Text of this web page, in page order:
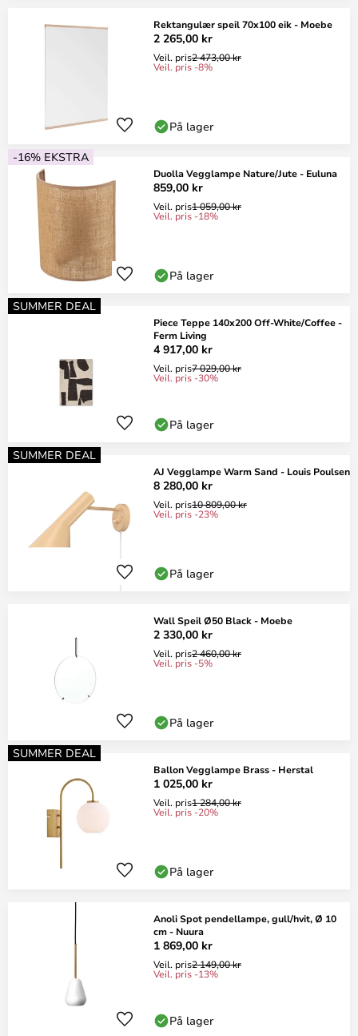
Rektangulær speil 70x100 eik - Moebe
2 265,00 kr
Veil. pris2 473,00 kr
Veil. pris -8%
På lager
-16% EKSTRA
Duolla Vegglampe Nature/Jute - Euluna
859,00 kr
Veil. pris1 059,00 kr
Veil. pris -18%
På lager
SUMMER DEAL
Piece Teppe 140x200 Off-White/Coffee -
Ferm Living
4 917,00 kr
Veil. pris7 029,00 kr
Veil. pris -30%
På lager
SUMMER DEAL
AJ Vegglampe Warm Sand - Louis Poulsen
8 280,00 kr
Veil. pris10 809,00 kr
Veil. pris -23%
På lager
Wall Speil Ø50 Black - Moebe
2 330,00 kr
Veil. pris2 460,00 kr
Veil. pris -5%
På lager
SUMMER DEAL
Ballon Vegglampe Brass - Herstal
1 025,00 kr
Veil. pris1 284,00 kr
Veil. pris -20%
På lager
Anoli Spot pendellampe, gull/hvit, Ø 10
cm - Nuura
1 869,00 kr
Veil. pris2 149,00 kr
Veil. pris -13%
På lager